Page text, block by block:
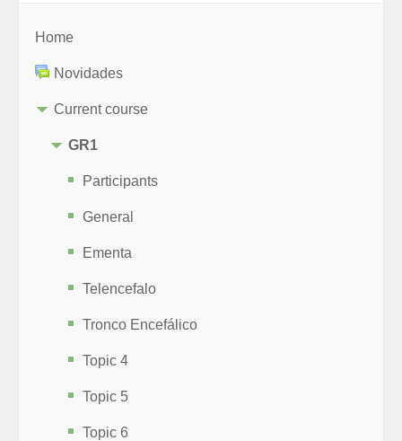
Home
Novidades
Current course
GR1
Participants
General
Ementa
Telencefalo
Tronco Encefálico
Topic 4
Topic 5
Topic 6